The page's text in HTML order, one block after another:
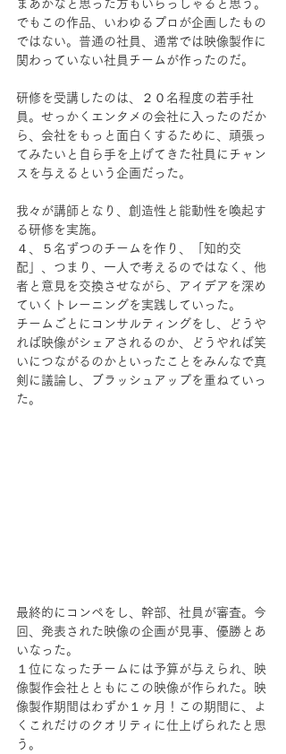
まあかなと思った方もいらっしゃると思う。
でもこの作品、いわゆるプロが企画したもの
ではない。普通の社員、通常では映像製作に
関わっていない社員チームが作ったのだ。
研修を受講したのは、２０名程度の若手社
員。せっかくエンタメの会社に入ったのだか
ら、会社をもっと面白くするために、頑張っ
てみたいと自ら手を上げてきた社員にチャン
スを与えるという企画だった。
我々が講師となり、創造性と能動性を喚起す
る研修を実施。
４、５名ずつのチームを作り、「知的交
配」、つまり、一人で考えるのではなく、他
者と意見を交換させながら、アイデアを深め
ていくトレーニングを実践していった。
チームごとにコンサルティングをし、どうや
れば映像がシェアされるのか、どうやれば笑
いにつながるのかといったことをみんなで真
剣に議論し、ブラッシュアップを重ねていっ
た。
最終的にコンペをし、幹部、社員が審査。今
回、発表された映像の企画が見事、優勝とあ
いなった。
１位になったチームには予算が与えられ、映
像製作会社とともにこの映像が作られた。映
像製作期間はわずか１ヶ月！この期間に、よ
くこれだけのクオリティに仕上げられたと思
う。